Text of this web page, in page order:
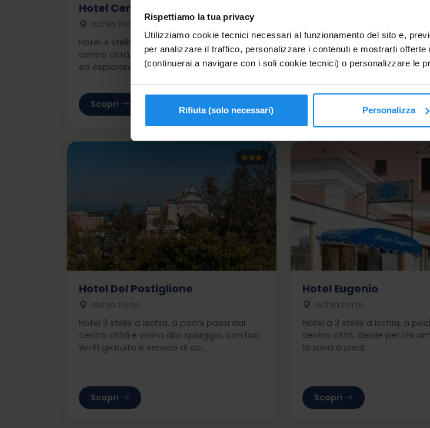
Rispettiamo la tua privacy
Utilizziamo cookie tecnici necessari al funzionamento del sito e,
per analizzare il traffico, personalizzare i contenuti e mostrarti
(continuerai a navigare con i soli cookie tecnici) o personalizzare le
Rifiuta (solo necessari) Personalizza
Hotel Central Park Terme
Ischia Porto
Hotel 4 stelle a Ischia, a pochi minuti dal
centro città, ideale per chi vuole rilassarsi
ed esplorare la zona a piedi.
Scopri
Hotel 4 stelle a Ischia, in
con spa, piscine e servizi per
Hotel Del Postiglione
Ischia Porto
Hotel 3 stelle a Ischia, a pochi passi dal
centro città e vicino alla spiaggia, con bar,
Wi-Fi gratuito e servizio di co...
Scopri
Hotel Eugenio
Ischia Porto
Hotel a 3 stelle a Ischia, a
centro città, ideale per chi
la zona a piedi.
Scopri